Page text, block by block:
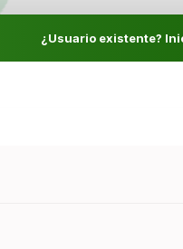
¿Usuario existente?